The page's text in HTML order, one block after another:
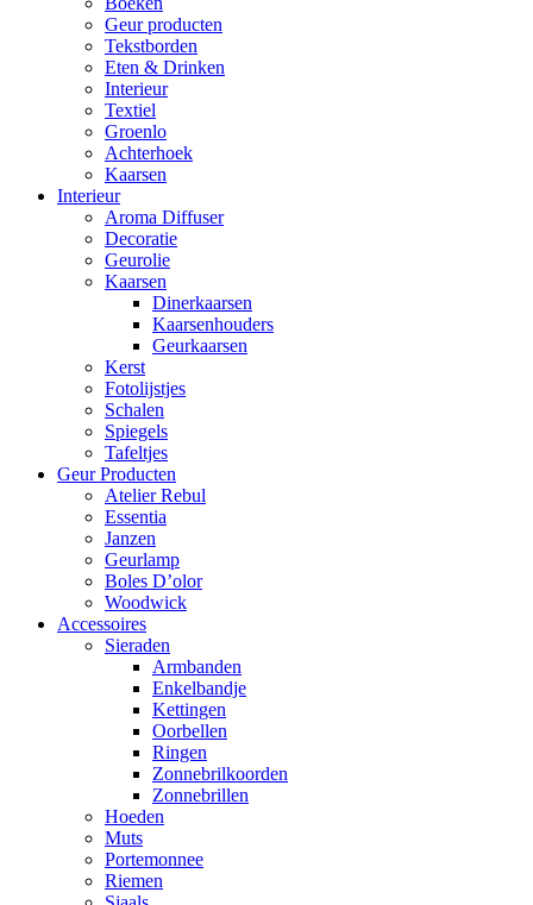
Geur producten
Tekstborden
Eten & Drinken
Interieur
Textiel
Groenlo
Achterhoek
Kaarsen
Interieur
Aroma Diffuser
Decoratie
Geurolie
Kaarsen
Dinerkaarsen
Kaarsenhouders
Geurkaarsen
Kerst
Fotolijstjes
Schalen
Spiegels
Tafeltjes
Geur Producten
Atelier Rebul
Essentia
Janzen
Geurlamp
Boles D’olor
Woodwick
Accessoires
Sieraden
Armbanden
Enkelbandje
Kettingen
Oorbellen
Ringen
Zonnebrilkoorden
Zonnebrillen
Hoeden
Muts
Portemonnee
Riemen